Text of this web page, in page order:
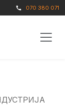
call 070 380 071